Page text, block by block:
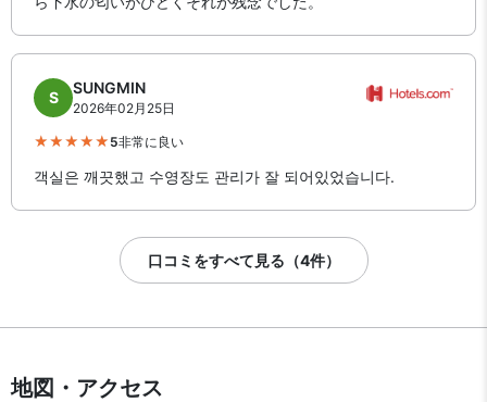
S
SUNGMIN
2026年02月25日
5非常に良い
객실은 깨끗했고 수영장도 관리가 잘 되어있었습니다.
口コミをすべて見る（4件）
地図・アクセス